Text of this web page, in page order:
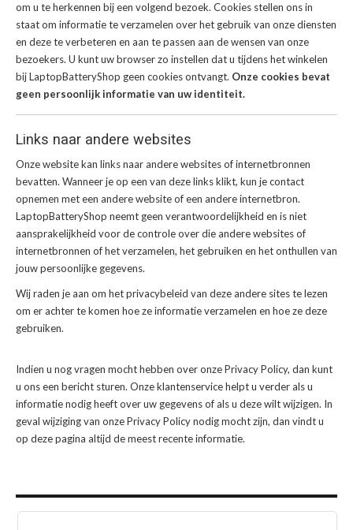
om u te herkennen bij een volgend bezoek. Cookies stellen ons in
staat om informatie te verzamelen over het gebruik van onze diensten
en deze te verbeteren en aan te passen aan de wensen van onze
bezoekers. U kunt uw browser zo instellen dat u tijdens het winkelen
bij LaptopBatteryShop geen cookies ontvangt. Onze cookies bevat
geen persoonlijk informatie van uw identiteit.
Links naar andere websites
Onze website kan links naar andere websites of internetbronnen
bevatten. Wanneer je op een van deze links klikt, kun je contact
opnemen met een andere website of een andere internetbron.
LaptopBatteryShop neemt geen verantwoordelijkheid en is niet
aansprakelijkheid voor de controle over die andere websites of
internetbronnen of het verzamelen, het gebruiken en het onthullen van
jouw persoonlijke gegevens.
Wij raden je aan om het privacybeleid van deze andere sites te lezen
om er achter te komen hoe ze informatie verzamelen en hoe ze deze
gebruiken.
Indien u nog vragen mocht hebben over onze Privacy Policy, dan kunt
u ons een bericht sturen. Onze klantenservice helpt u verder als u
informatie nodig heeft over uw gegevens of als u deze wilt wijzigen. In
geval wijziging van onze Privacy Policy nodig mocht zijn, dan vindt u
op deze pagina altijd de meest recente informatie.